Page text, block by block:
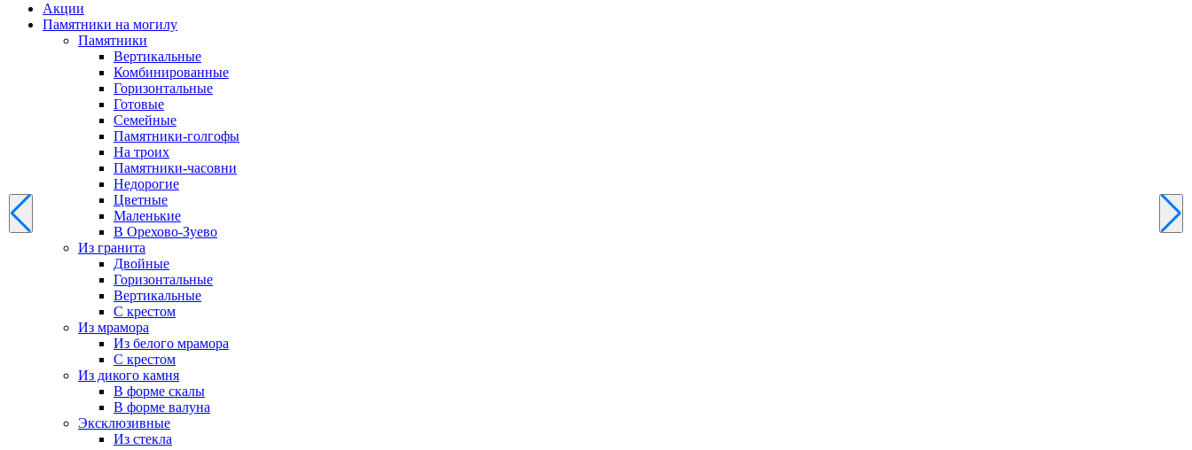
Акции
Памятники на могилу
Памятники
Вертикальные
Комбинированные
Горизонтальные
Готовые
Семейные
Памятники-голгофы
На троих
Памятники-часовни
Недорогие
Цветные
Маленькие
В Орехово-Зуево
Из гранита
Двойные
Горизонтальные
Вертикальные
С крестом
Из мрамора
Из белого мрамора
С крестом
Из дикого камня
В форме скалы
В форме валуна
Эксклюзивные
Из стекла